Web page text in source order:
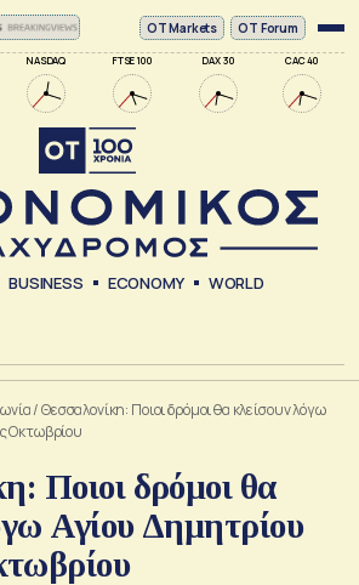
NASDAQ FTSE 100 DAX 30 CAC 40
ΟΤ Markets OT Forum
BUSINESS ECONOMY WORLD
/Θεσσαλονίκη: Ποιοι δρόμοι θα κλείσουν λόγω
Οκτωβρίου
Ποιοι δρόμοι θα
Αγίου Δημητρίου